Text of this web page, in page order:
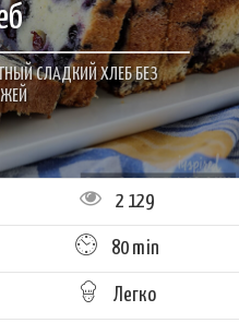
СЛАДКИЙ ХЛЕБ БЕЗ
2 129
80 min
Легко